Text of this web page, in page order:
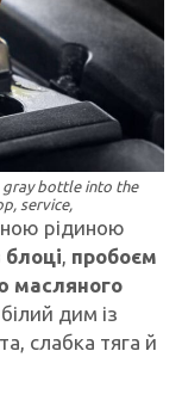
bottle into the
service,
рідиною
, пробоєм
масляного
дим із
слабка тяга й